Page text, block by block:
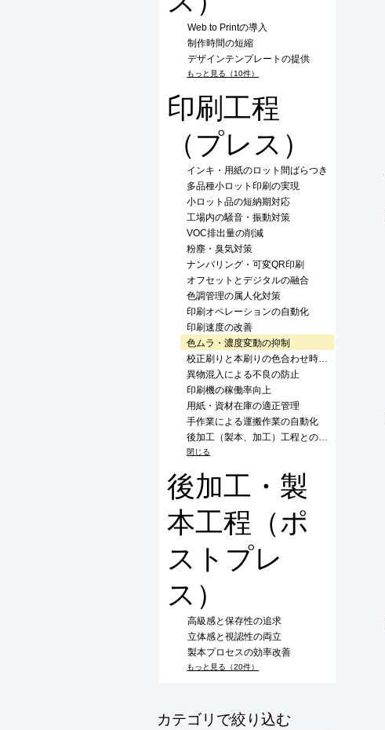
Web to Printの導入
制作時間の短縮
デザインテンプレートの提供
もっと見る（10件）
印刷工程
（プレス）
インキ・用紙のロット間ばらつき
多品種小ロット印刷の実現
小ロット品の短納期対応
工場内の騒音・振動対策
VOC排出量の削減
粉塵・臭気対策
ナンバリング・可変QR印刷
オフセットとデジタルの融合
色調管理の属人化対策
印刷オペレーションの自動化
印刷速度の改善
色ムラ・濃度変動の抑制
校正刷りと本刷りの色合わせ時間短縮
異物混入による不良の防止
印刷機の稼働率向上
用紙・資材在庫の適正管理
手作業による運搬作業の自動化
後加工（製本、加工）工程との連携
閉じる
後加工・製
本工程（ポ
ストプレ
ス）
高級感と保存性の追求
立体感と視認性の両立
製本プロセスの効率改善
もっと見る（20件）
​カテゴリで絞り込む